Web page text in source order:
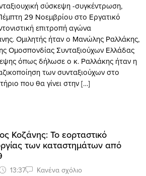
σύσκεψη -συγκέντρωση,
29 Νοεμβρίου στο Εργατικό
επιτροπή αγώνα
Ομιλητής ήταν ο Μανώλης Ραλλάκης,
Ομοσπονδίας Συνταξιούχων Ελλάδας
όπως δήλωσε ο κ. Ραλλάκης ήταν η
των συνταξιούχων στο
που θα γίνει στην […]
Κοζάνης: Το εορταστικό
των καταστημάτων από
13:37 Κανένα σχόλιο